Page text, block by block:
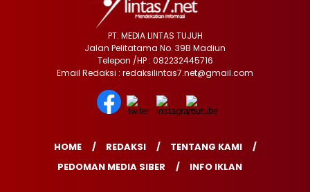
PT. MEDIA LINTAS TUJUH
Jalan Pelitatama No. 39B Madiun
Telepon /HP : 082232445716
Email Redaksi : redaksilintas7.net@gmail.com
HOME REDAKSI
TENTANG KAMI
PEDOMAN MEDIA SIBER
INFO IKLAN